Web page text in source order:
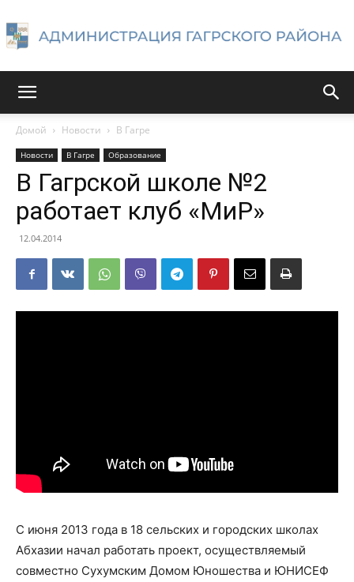
Домой Новости В Гагре
Новости В Гагре Образование
В Гагрской школе №2
работает клуб «МиР»
12.04.2014
С июня 2013 года в 18 сельских и городских школах
Абхазии начал работать проект, осуществляемый
совместно Сухумским Домом Юношества и ЮНИСЕФ